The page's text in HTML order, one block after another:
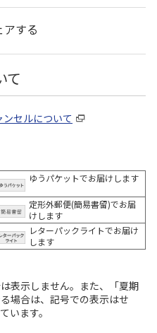
アする
て
セルについて
ゆうパケットでお届けします
定形外郵便(簡易書留)でお届
けします
レターパックライトでお届け
します
表示しません。また、「夏期
場合は、記号での表示はせ
います。